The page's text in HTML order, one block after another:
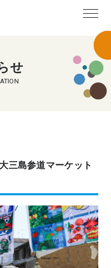
せ
三島参道マーケット